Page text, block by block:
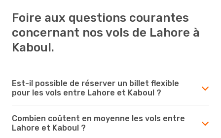
Foire aux questions courantes
concernant nos vols de Lahore à
Kaboul.
Est-il possible de réserver un billet flexible
pour les vols entre Lahore et Kaboul ?
Combien coûtent en moyenne les vols entre
Lahore et Kaboul ?